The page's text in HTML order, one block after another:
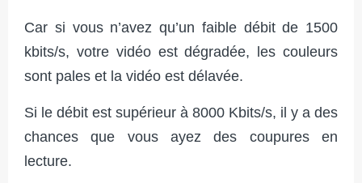
Car si vous n’avez qu’un faible débit de 1500
kbits/s, votre vidéo est dégradée, les couleurs
sont pales et la vidéo est délavée.
Si le débit est supérieur à 8000 Kbits/s, il y a des
chances que vous ayez des coupures en
lecture.